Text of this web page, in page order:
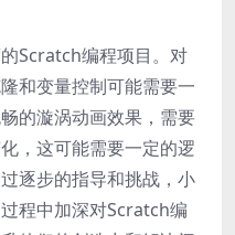
Scratch编程项目。对
和变量控制可能需要一
的漩涡动画效果，需要
，这可能需要一定的逻
逐步的指导和挑战，小
程中加深对Scratch编